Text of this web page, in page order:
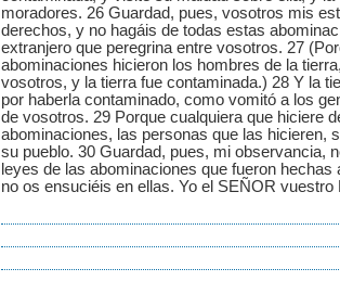
moradores. 26 Guardad, pues, vosotros mis
derechos, y no hagáis de todas estas
extranjero que peregrina entre vosotros. 27
abominaciones hicieron los hombres de la
vosotros, y la tierra fue contaminada.) 28 Y la
por haberla contaminado, como vomitó a los
de vosotros. 29 Porque cualquiera que hiciere
abominaciones, las personas que las hicieren,
su pueblo. 30 Guardad, pues, mi observancia,
leyes de las abominaciones que fueron
no os ensuciéis en ellas. Yo el SEÑOR vuestro